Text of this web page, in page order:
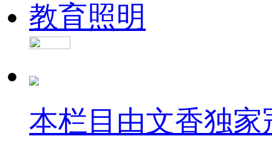
教育照明
本栏目由文香独家